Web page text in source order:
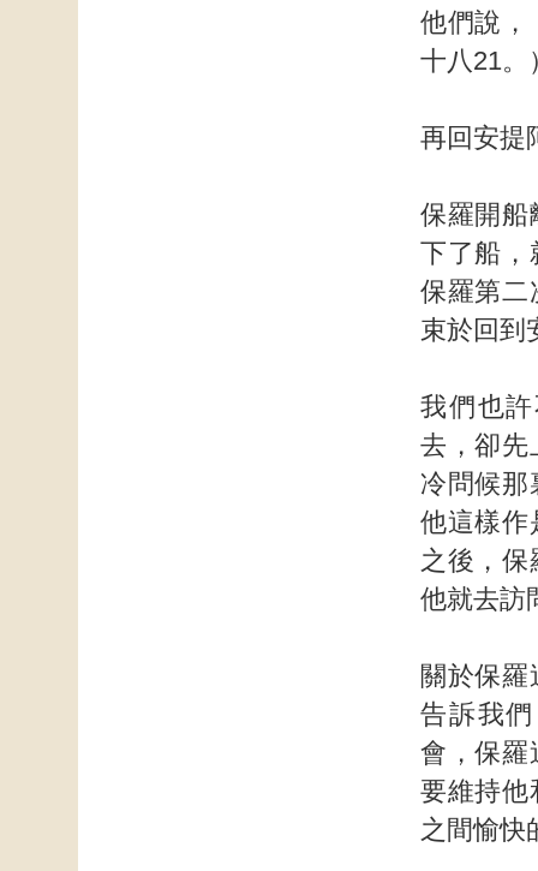
他們說，
十八21。
再回安提
保羅開船
下了船，
保羅第二
束於回到
我們也
去，卻先
冷問候那
他這樣作
之後，
他就去訪
關於保
告訴我
會，保羅
要維持他
之間愉快